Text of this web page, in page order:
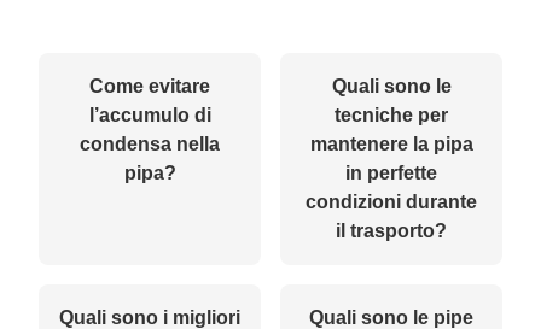
Come evitare
l’accumulo di
condensa nella
pipa?
Quali sono le
tecniche per
mantenere la pipa
in perfette
condizioni durante
il trasporto?
Quali sono i migliori
Quali sono le pipe